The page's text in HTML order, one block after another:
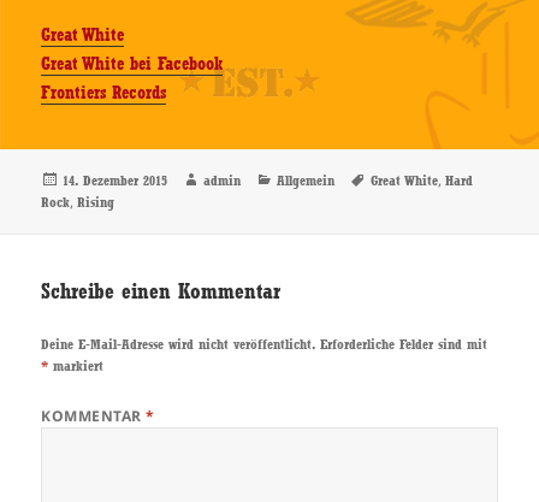
Great White
Great White bei Facebook
Frontiers Records
Veröffentlicht
am
14. Dezember 2015 Autor
admin Kategorien
Allgemein Schlagwörter
Great White,Hard
Rock,Rising
Schreibe einen Kommentar
Deine E-Mail-Adresse wird nicht veröffentlicht. Erforderliche Felder sind mit
* markiert
KOMMENTAR*